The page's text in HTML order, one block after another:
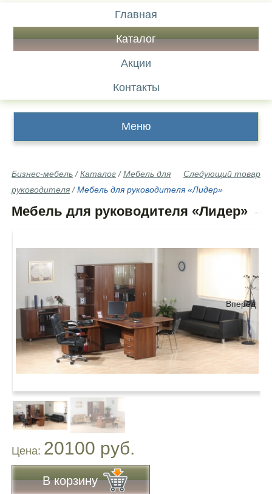
Главная
Каталог
Акции
Контакты
Меню
Следующий товар
Бизнес-мебель /Каталог /Мебель для
руководителя /Мебель для руководителя «Лидер»
Мебель для руководителя «Лидер»
Вперёд
Цена: 20100 руб.
В корзину